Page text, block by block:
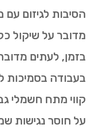
הסיבות לגיזום עם
מדובר על שיקול
בזמן, לעתים
בעבודה בסמיכות
קווי מתח חשמלי
על חוסר נגישות